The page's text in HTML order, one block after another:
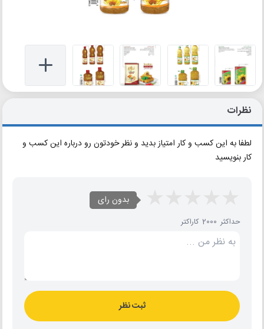
نظرات
لطفا به این کسب و کار امتیاز بدید و نظر خودتون رو درباره این کسب و
کار بنویسید
بدون رای
حداکثر 2000 کاراکتر
ثبت نظر